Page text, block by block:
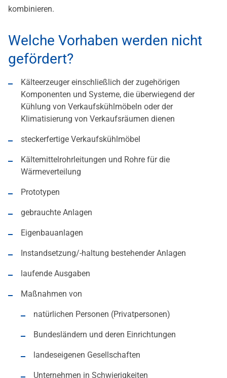
kombinieren.
Welche Vorhaben werden nicht
gefördert?
Kälteerzeuger einschließlich der zugehörigen
Komponenten und Systeme, die überwiegend der
Kühlung von Verkaufskühlmöbeln oder der
Klimatisierung von Verkaufsräumen dienen
steckerfertige Verkaufskühlmöbel
Kältemittelrohrleitungen und Rohre für die
Wärmeverteilung
Prototypen
gebrauchte Anlagen
Eigenbauanlagen
Instandsetzung/-haltung bestehender Anlagen
laufende Ausgaben
Maßnahmen von
natürlichen Personen (Privatpersonen)
Bundesländern und deren Einrichtungen
landeseigenen Gesellschaften
Unternehmen in Schwierigkeiten